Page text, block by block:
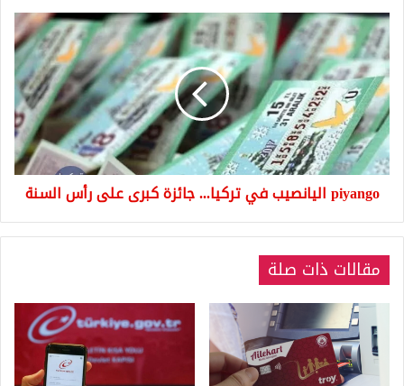
piyango
اليانصيب
في
تركيا...
جائزة
كبرى
على
رأس
السنة
piyango اليانصيب في تركيا... جائزة كبرى على رأس السنة
مقالات ذات صلة